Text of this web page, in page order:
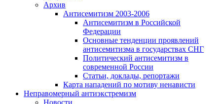
Архив
Антисемитизм 2003-2006
Антисемитизм в Российской
Федерации
Основные тенденции проявлений
антисемитизма в государствах СНГ
Политический антисемитизм в
современной России
Статьи, доклады, репортажи
Карта нападений по мотиву ненависти
Неправомерный антиэкстремизм